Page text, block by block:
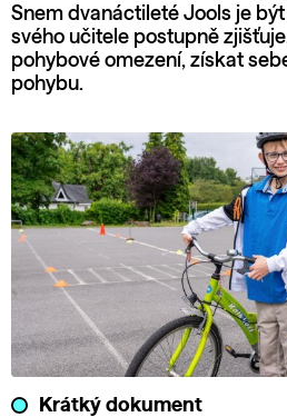
Snem dvanáctileté Jools je
svého učitele postupně
pohybové omezení, získat
pohybu.
Krátký dokument